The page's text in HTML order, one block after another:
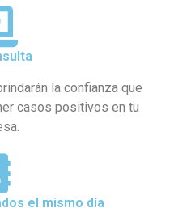
la confianza que
casos positivos en tu
el mismo día